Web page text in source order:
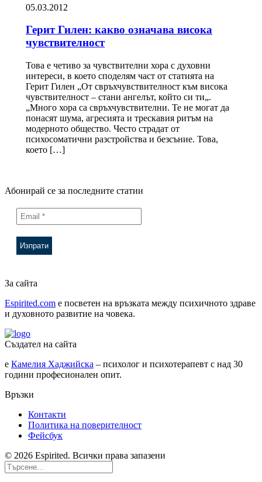
05.03.2012
Герит Гилен: какво означава висока
чувствителност
Това е четиво за чувствителни хора с духовни
интереси, в което споделям част от статията на
Герит Гилен „От свръхчувствителност към висока
чувствителност – стани ангелът, който си ти„.
„Много хора са свръхчувствителни. Те не могат да
понасят шума, агресията и трескавия ритъм на
модерното общество. Често страдат от
психосоматични разстройства и безсъние. Това,
което […]
Абонирай се за последните статии
За сайта
Espirited.com e посветен на връзката между психичното здраве
и духовното развитие на човека.
Създател на сайта
е Камелия Хаджийска – психолог и психотерапевт с над 30
години професионален опит.
Връзки
Контакти
Политика на поверителност
Фейсбук
© 2026 Espirited. Всички права запазени